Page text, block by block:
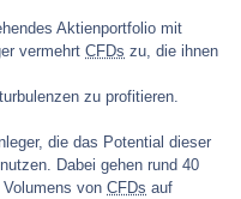
Aktienportfolio mit
vermehrt CFDs zu, die ihnen
zu profitieren.
die das Potential dieser
Dabei gehen rund 40
von CFDs auf